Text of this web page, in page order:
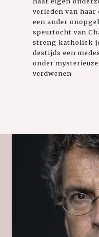
verleden van
een ander
speurtocht van
streng katholiek
destijds een
onder
verdwenen